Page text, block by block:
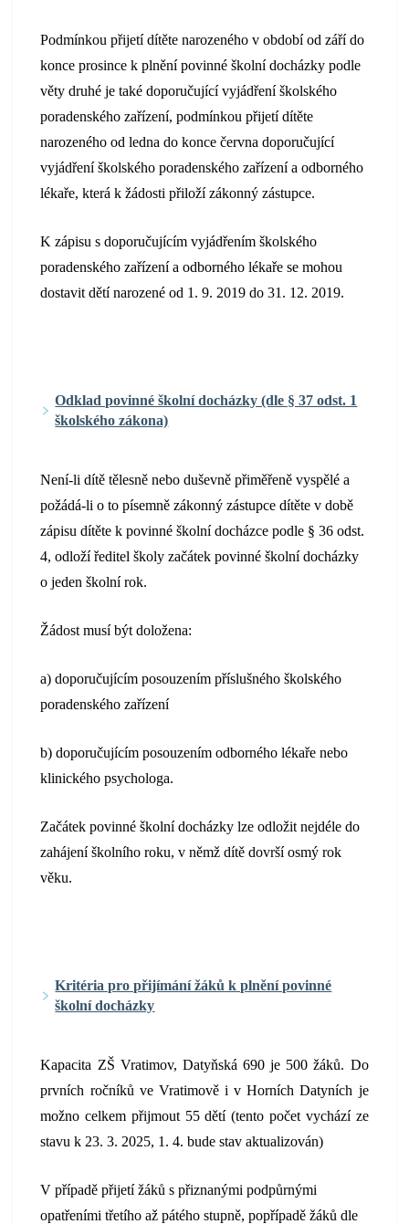
Podmínkou přijetí dítěte narozeného v období od září do
konce prosince k plnění povinné školní docházky podle
věty druhé je také doporučující vyjádření školského
poradenského zařízení, podmínkou přijetí dítěte
narozeného od ledna do konce června doporučující
vyjádření školského poradenského zařízení a odborného
lékaře, která k žádosti přiloží zákonný zástupce.
K zápisu s doporučujícím vyjádřením školského
poradenského zařízení a odborného lékaře se mohou
dostavit dětí narozené od 1. 9. 2019 do 31. 12. 2019.
Odklad povinné školní docházky (dle § 37 odst. 1
školského zákona)
Není-li dítě tělesně nebo duševně přiměřeně vyspělé a
požádá-li o to písemně zákonný zástupce dítěte v době
zápisu dítěte k povinné školní docházce podle § 36 odst.
4, odloží ředitel školy začátek povinné školní docházky
o jeden školní rok.
Žádost musí být doložena:
a) doporučujícím posouzením příslušného školského
poradenského zařízení
b) doporučujícím posouzením odborného lékaře nebo
klinického psychologa.
Začátek povinné školní docházky lze odložit nejdéle do
zahájení školního roku, v němž dítě dovrší osmý rok
věku.
Kritéria pro přijímání žáků k plnění povinné
školní docházky
Kapacita ZŠ Vratimov, Datyňská 690 je 500 žáků. Do
prvních ročníků ve Vratimově i v Horních Datyních je
možno celkem přijmout 55 dětí (tento počet vychází ze
stavu k 23. 3. 2025, 1. 4. bude stav aktualizován)
V případě přijetí žáků s přiznanými podpůrnými
opatřeními třetího až pátého stupně, popřípadě žáků dle